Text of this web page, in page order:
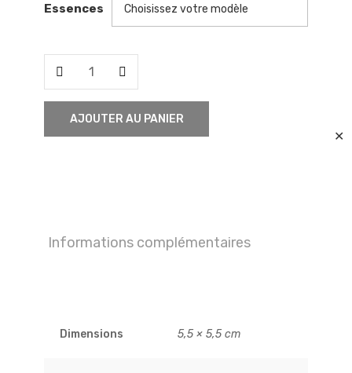
✕
Essences
Œdicnème
criardAJOUTER AU PANIER
Informations complémentaires
Dimensions 5,5 × 5,5 cm